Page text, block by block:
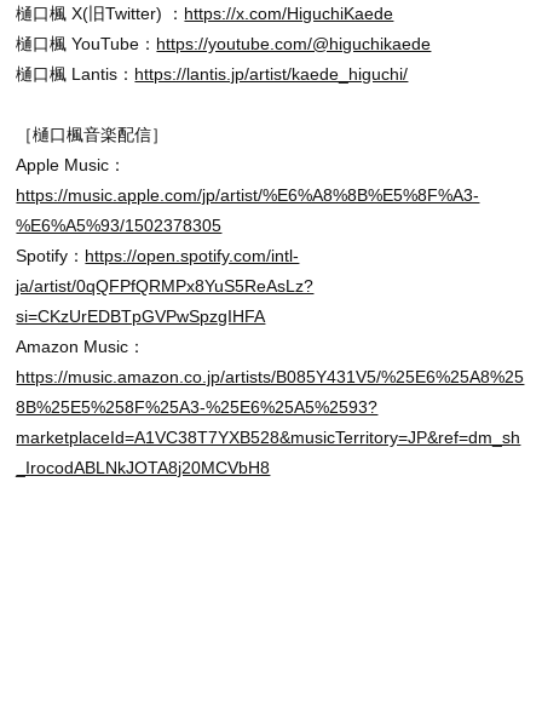
樋口楓 X(旧Twitter) ： https://x.com/HiguchiKaede
樋口楓 YouTube： https://youtube.com/@higuchikaede
樋口楓 Lantis： https://lantis.jp/artist/kaede_higuchi/
［樋口楓音楽配信］
Apple Music：
https://music.apple.com/jp/artist/%E6%A8%8B%E5%8F%A3-
%E6%A5%93/1502378305
Spotify： https://open.spotify.com/intl-
ja/artist/0qQFPfQRMPx8YuS5ReAsLz?
si=CKzUrEDBTpGVPwSpzgIHFA
Amazon Music：
https://music.amazon.co.jp/artists/B085Y431V5/%25E6%25A8%25
8B%25E5%258F%25A3-%25E6%25A5%2593?
marketplaceId=A1VC38T7YXB528&musicTerritory=JP&ref=dm_sh
_IrocodABLNkJOTA8j20MCVbH8